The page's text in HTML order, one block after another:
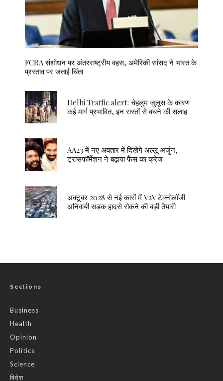
FCRA संशोधन पर अंतरराष्ट्रीय बहस, अमेरिकी सांसद ने भारत के
प्रस्ताव पर जताई चिंता
Delhi Traffic alert: चेहलुम जुलूस के कारण
कई मार्ग प्रभावित, इन रास्तों से बचने की सलाह
AA23 में नए अवतार में दिखेंगे अल्लू अर्जुन,
ट्रांसफॉर्मेशन ने बढ़ाया फैंस का क्रेज
अक्टूबर 2028 से नई कारों में V2V टेक्नोलॉजी
अनिवार्य! सड़क हादसे रोकने की बड़ी तैयारी
Sections
Business
Health
Opinion
Politics
Science
विदेश